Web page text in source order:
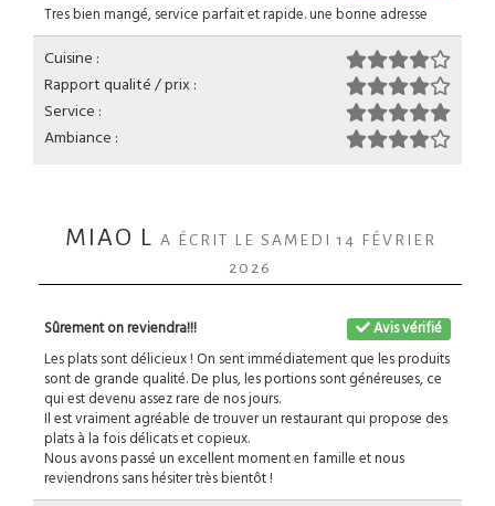
Tres bien mangé, service parfait et rapide. une bonne adresse
Cuisine :
Rapport qualité / prix :
Service :
Ambiance :
MIAO L A ÉCRIT LE SAMEDI 14 FÉVRIER
2026
Avis vérifié
Sûrement on reviendra!!!
Les plats sont délicieux ! On sent immédiatement que les produits
sont de grande qualité. De plus, les portions sont généreuses, ce
qui est devenu assez rare de nos jours.
Il est vraiment agréable de trouver un restaurant qui propose des
plats à la fois délicats et copieux.
Nous avons passé un excellent moment en famille et nous
reviendrons sans hésiter très bientôt !